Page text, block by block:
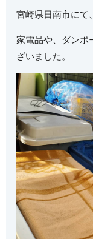
宮崎県日南市にて
家電品や、ダンボ
ざいました。